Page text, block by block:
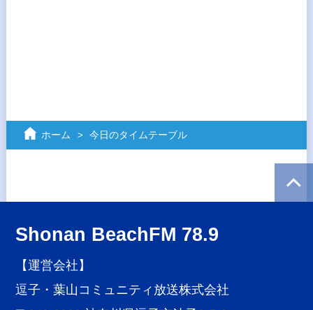
ホーム 今日のタイムテーブル
Shonan BeachFM 78.9
【運営会社】
逗子・葉山コミュニティ放送株式会社